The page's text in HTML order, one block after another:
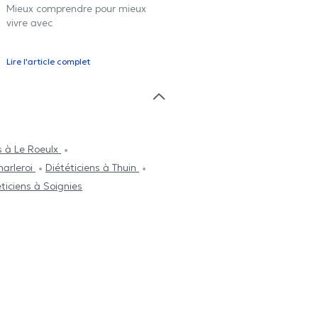
Mieux comprendre pour mieux
vivre avec
Lire l'article complet
à Le Roeulx
Diététiciens à Thuin
à Soignies